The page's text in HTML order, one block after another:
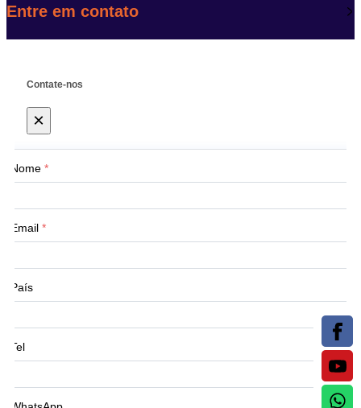
Entre em contato
Contate-nos
×
Nome *
Email *
País
Tel